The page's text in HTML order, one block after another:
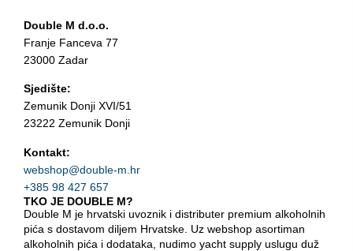
Double M d.o.o.
Franje Fanceva 77
23000 Zadar
Sjedište:
Zemunik Donji XVI/51
23222 Zemunik Donji
Kontakt:
webshop@double-m.hr
+385 98 427 657
TKO JE DOUBLE M?
Double M je hrvatski uvoznik i distributer premium alkoholnih
pića s dostavom diljem Hrvatske. Uz webshop asortiman
alkoholnih pića i dodataka, nudimo yacht supply uslugu duž